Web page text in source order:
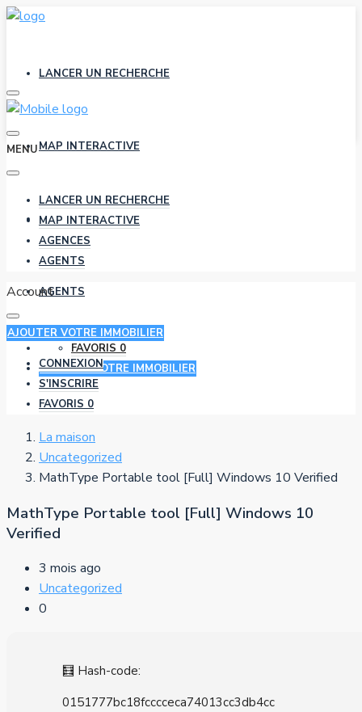
LANCER UN RECHERCHE
MAP INTERACTIVE
AGENCES
AGENTS
FAVORIS 0
AJOUTER VOTRE IMMOBILIER
MENU
LANCER UN RECHERCHE
MAP INTERACTIVE
AGENCES
AGENTS
Account
AJOUTER VOTRE IMMOBILIER
CONNEXION
S'INSCRIRE
FAVORIS 0
La maison
Uncategorized
MathType Portable tool [Full] Windows 10 Verified
MathType Portable tool [Full] Windows 10
Verified
3 mois ago
Uncategorized
0
🧮 Hash-code:
0151777bc18fcccceca74013cc3db4cc